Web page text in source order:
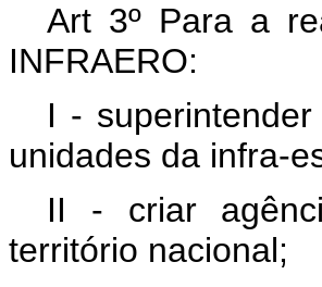
Art 3º Para a
INFRAERO:
I -
unidades da infra-
II - criar
território nacional;